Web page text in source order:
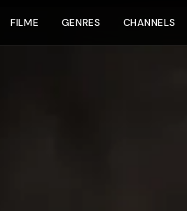
FILME GENRES CHANNELS